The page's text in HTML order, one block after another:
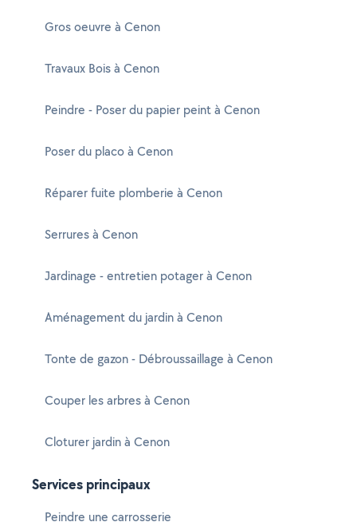
Gros oeuvre à Cenon
Travaux Bois à Cenon
Peindre - Poser du papier peint à Cenon
Poser du placo à Cenon
Réparer fuite plomberie à Cenon
Serrures à Cenon
Jardinage - entretien potager à Cenon
Aménagement du jardin à Cenon
Tonte de gazon - Débroussaillage à Cenon
Couper les arbres à Cenon
Cloturer jardin à Cenon
Services principaux
Peindre une carrosserie